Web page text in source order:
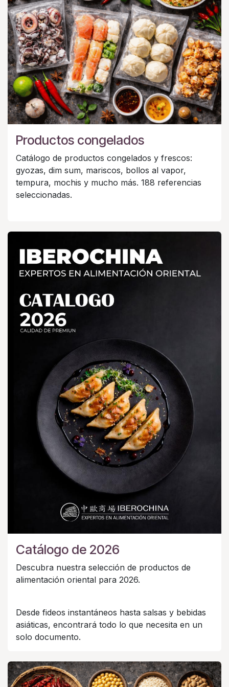
Productos congelados
Catálogo de productos congelados y frescos:
gyozas, dim sum, mariscos, bollos al vapor,
tempura, mochis y mucho más. 188 referencias
seleccionadas.
Catálogo de 2026
Descubra nuestra selección de productos de
alimentación oriental para 2026.
Desde fideos instantáneos hasta salsas y bebidas
asiáticas, encontrará todo lo que necesita en un
solo documento.